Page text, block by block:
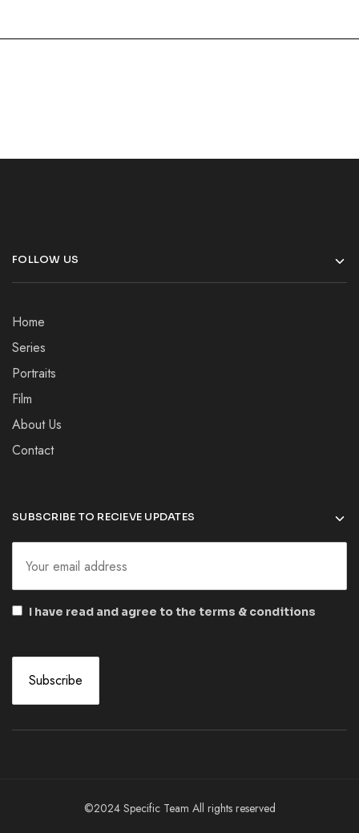
FOLLOW US
Home
Series
Portraits
Film
About Us
Contact
SUBSCRIBE TO RECIEVE UPDATES
I have read and agree to the terms & conditions
©2024 Specific Team All rights reserved